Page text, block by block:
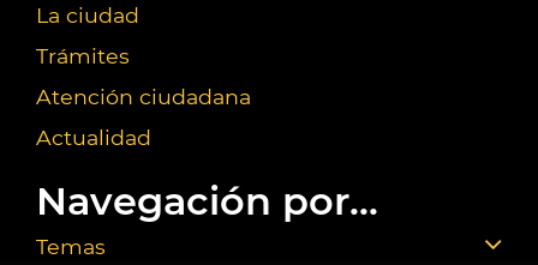
La ciudad
Trámites
Atención ciudadana
Actualidad
Navegación por...
Temas